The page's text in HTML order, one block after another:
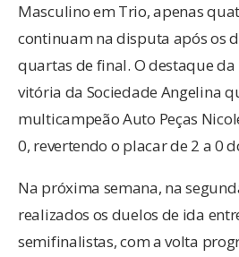
Masculino em Trio, apenas
continuam na disputa após os
quartas de final. O destaque
vitória da Sociedade Angelina
multicampeão Auto Peças
0, revertendo o placar de 2 a 0
Na próxima semana, na
realizados os duelos de ida
semifinalistas, com a volta